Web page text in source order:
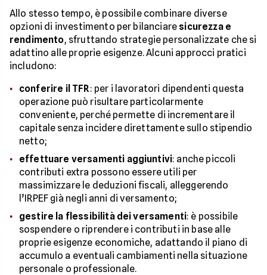
Allo stesso tempo, è possibile combinare diverse
opzioni di investimento per bilanciare sicurezza e
rendimento, sfruttando strategie personalizzate che si
adattino alle proprie esigenze. Alcuni approcci pratici
includono:
conferire il TFR: per i lavoratori dipendenti questa
operazione può risultare particolarmente
conveniente, perché permette di incrementare il
capitale senza incidere direttamente sullo stipendio
netto;
effettuare versamenti aggiuntivi: anche piccoli
contributi extra possono essere utili per
massimizzare le deduzioni fiscali, alleggerendo
l’IRPEF già negli anni di versamento;
gestire la flessibilità dei versamenti: è possibile
sospendere o riprendere i contributi in base alle
proprie esigenze economiche, adattando il piano di
accumulo a eventuali cambiamenti nella situazione
personale o professionale.